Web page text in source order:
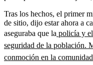
Tras los hechos, el primer
de sitio, dijo estar ahora a
aseguraba que la policía y
seguridad de la población.
conmoción en la comunidad